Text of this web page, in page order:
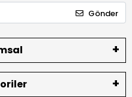
Gönder